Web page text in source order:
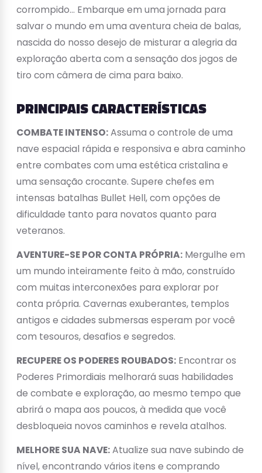
corrompido… Embarque em uma jornada para
salvar o mundo em uma aventura cheia de balas,
nascida do nosso desejo de misturar a alegria da
exploração aberta com a sensação dos jogos de
tiro com câmera de cima para baixo.
PRINCIPAIS CARACTERÍSTICAS
COMBATE INTENSO:Assuma o controle de uma
nave espacial rápida e responsiva e abra caminho
entre combates com uma estética cristalina e
uma sensação crocante. Supere chefes em
intensas batalhas Bullet Hell, com opções de
dificuldade tanto para novatos quanto para
veteranos.
AVENTURE-SE POR CONTA PRÓPRIA: Mergulhe em
um mundo inteiramente feito à mão, construído
com muitas interconexões para explorar por
conta própria. Cavernas exuberantes, templos
antigos e cidades submersas esperam por você
com tesouros, desafios e segredos.
RECUPERE OS PODERES ROUBADOS: Encontrar os
Poderes Primordiais melhorará suas habilidades
de combate e exploração, ao mesmo tempo que
abrirá o mapa aos poucos, à medida que você
desbloqueia novos caminhos e revela atalhos.
MELHORE SUA NAVE:Atualize sua nave subindo de
nível, encontrando vários itens e comprando